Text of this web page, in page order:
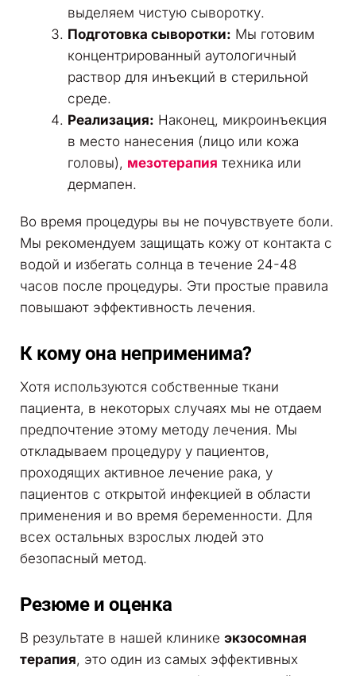
выделяем чистую сыворотку.
Подготовка сыворотки: Мы готовим
концентрированный аутологичный
раствор для инъекций в стерильной
среде.
Реализация: Наконец, микроинъекция
в место нанесения (лицо или кожа
головы), мезотерапия техника или
дермапен.
Во время процедуры вы не почувствуете боли.
Мы рекомендуем защищать кожу от контакта с
водой и избегать солнца в течение 24-48
часов после процедуры. Эти простые правила
повышают эффективность лечения.
К кому она неприменима?
Хотя используются собственные ткани
пациента, в некоторых случаях мы не отдаем
предпочтение этому методу лечения. Мы
откладываем процедуру у пациентов,
проходящих активное лечение рака, у
пациентов с открытой инфекцией в области
применения и во время беременности. Для
всех остальных взрослых людей это
безопасный метод.
Резюме и оценка
В результате в нашей клинике экзосомная
терапия, это один из самых эффективных